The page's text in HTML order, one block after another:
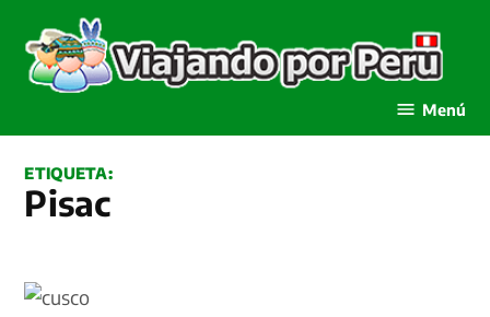
contenido
Menú
ETIQUETA:
Pisac